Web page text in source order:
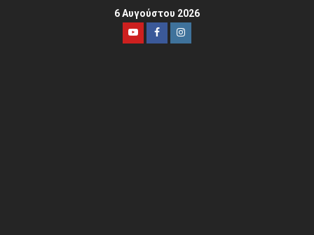
6 Αυγούστου 2026